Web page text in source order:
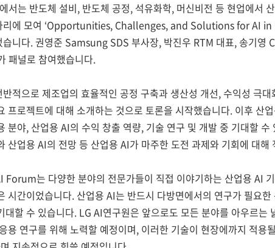
서는 반도체 설비, 반도체 공정, 석유화학, 머신비전 등 현업에서
리에 모여 ‘Opportunities, Challenges, and Solutions for AI in
니다. 권영준 Samsung SDS 부사장, 박진우 RTM 대표, 송기영
패널로 참여했습니다.
적으로 제조업의 효율적인 공정 구축과 생산성 개선, 수익성 극
프로젝트에 대해 소개하는 것으로 토론을 시작했습니다. 이후 산
분야, 산업용 AI의 수익 창출 역량, 기술 연구 및 개발 중 기대할 수
산업용 AI의 전망 등 산업용 AI가 마주한 도전 과제와 기회에 대
는 다양한 분야의 전문가들이 직접 이야기하는 산업용 AI
시간이었습니다. 산업용 AI는 반드시 다방면에서의 연구가 필요
대할 수 있습니다. LG AI연구원은 앞으로도 모든 분야를 아우르는
용 연구를 위해 노력할 예정이며, 이러한 기술이 현장에까지 적용